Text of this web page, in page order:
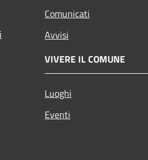
Comunicati
Avvisi
VIVERE IL COMUNE
Luoghi
Eventi